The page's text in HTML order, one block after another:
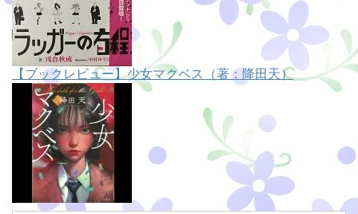
【ブックレビュー】少女マクベス（著：降田天）